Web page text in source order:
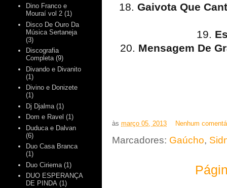
18. Gaivota Que
19.
20. Mensagem De
às março 05, 2013 Nenhum
Marcadores: Gaúcho,
Dino Franco e
Mouraí vol 2 (1)
Disco De Ouro Da
Música Sertaneja
(3)
Discografia
Completa (9)
Divando e Divanito
(1)
Divino e Donizete
(1)
Dj Djalma (1)
Dom e Ravel (1)
Duduca e Dalvan
(6)
Duo Casa Branca
(1)
Duo Ciriema (1)
DUO ESPERANÇA
DE PINDA (1)